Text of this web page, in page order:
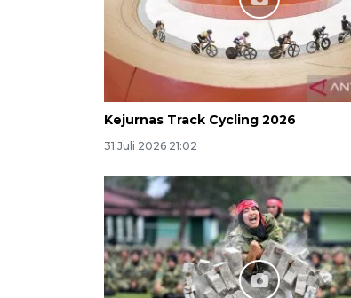
Kejurnas Track Cycling 2026
31 Juli 2026 21:02